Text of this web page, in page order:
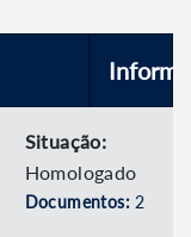
Situação:
Homologado
Documentos: 2